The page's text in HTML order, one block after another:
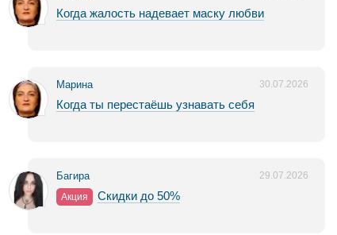
Когда жалость надевает маску любви
Марина 30.07.2026
Когда ты перестаёшь узнавать себя
Багира
29.07.2026
Акция
Скидки до 50%